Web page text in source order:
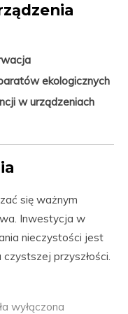
ekologicznych
w urządzeniach
się ważnym
Inwestycja w
nieczystości jest
czystszej przyszłości.
wyłączona